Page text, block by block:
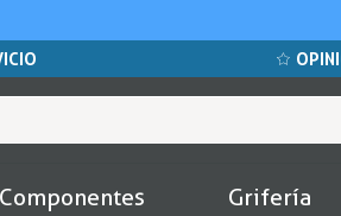
Componentes
Grifería